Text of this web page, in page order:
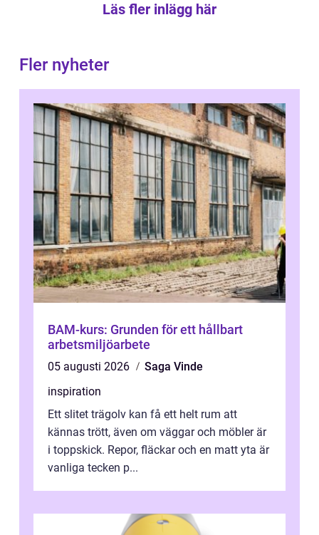
Läs fler inlägg här
Fler nyheter
BAM-kurs: Grunden för ett hållbart
arbetsmiljöarbete
05 augusti 2026
Saga Vinde
inspiration
Ett slitet trägolv kan få ett helt rum att
kännas trött, även om väggar och möbler är
i toppskick. Repor, fläckar och en matt yta är
vanliga tecken p...